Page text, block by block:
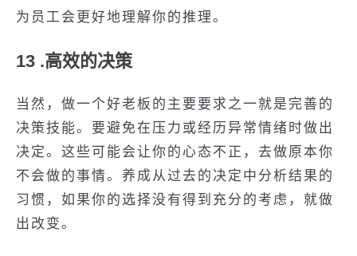
为员工会更好地理解你的推理。
13 .高效的决策
当然，做一个好老板的主要要求之一就是完善的
决策技能。要避免在压力或经历异常情绪时做出
决定。这些可能会让你的心态不正，去做原本你
不会做的事情。养成从过去的决定中分析结果的
习惯，如果你的选择没有得到充分的考虑，就做
出改变。